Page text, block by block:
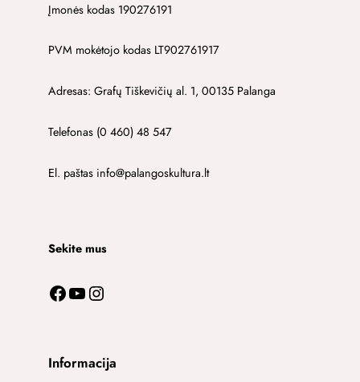
Įmonės kodas 190276191
PVM mokėtojo kodas LT902761917
Adresas: Grafų Tiškevičių al. 1, 00135 Palanga
Telefonas (0 460) 48 547
El. paštas info@palangoskultura.lt
Sekite mus
Facebook YouTube Instagram
Informacija